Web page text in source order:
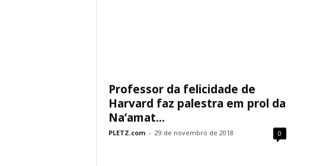
Professor da felicidade de
Harvard faz palestra em prol da
Na’amat...
PLETZ.com - 29 de novembro de 2018 0